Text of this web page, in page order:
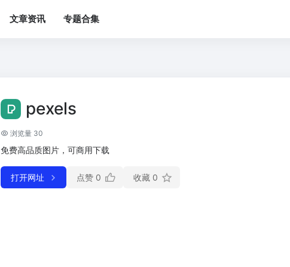
文章资讯 专题合集
pexels
浏览量 30
免费高品质图片，可商用下载
打开网址 点赞 0 收藏 0